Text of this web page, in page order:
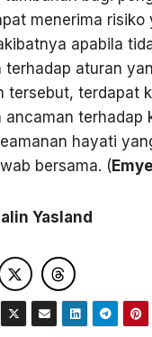
menerima risiko
apabila
terhadap aturan
tersebut, terdapat
ancaman terhadap
hayati
bersama. ( Emye
Yasland